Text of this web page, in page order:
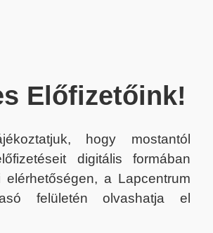
Előfizetőink!
hogy mostantól
digitális formában
elérhetőségen, a Lapcentrum
felületén olvashatja el